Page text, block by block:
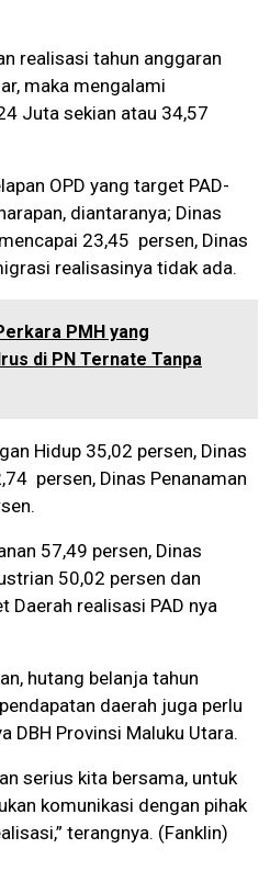
realisasi tahun anggaran
maka mengalami
Juta sekian atau 34,57
OPD yang target PAD-
diantaranya; Dinas
23,45 persen, Dinas
realisasinya tidak ada.
PMH yang
di PN Ternate Tanpa
Hidup 35,02 persen, Dinas
persen, Dinas Penanaman
57,49 persen, Dinas
50,02 persen dan
Daerah realisasi PAD nya
hutang belanja tahun
daerah juga perlu
DBH Provinsi Maluku Utara.
serius kita bersama, untuk
komunikasi dengan pihak
terangnya. (Fanklin)